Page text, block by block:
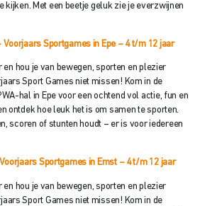
kijken. Met een beetje geluk zie je everzwijnen
Voorjaars Sportgames in Epe – 4 t/m 12 jaar
en hou je van bewegen, sporten en plezier
Sport Games niet missen! Kom in de
hal in Epe voor een ochtend vol actie, fun en
ontdek hoe leuk het is om samen te sporten.
scoren of stunten houdt – er is voor iedereen
Sportgames in Emst – 4 t/m 12 jaar
en hou je van bewegen, sporten en plezier
Sport Games niet missen! Kom in de